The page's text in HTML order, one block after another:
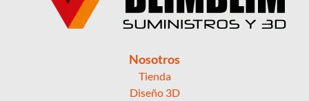
Nosotros
Tienda
Diseño 3D